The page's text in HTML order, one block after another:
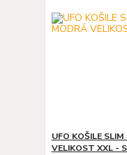
UFO KOŠILE
VELIKOST XXL -